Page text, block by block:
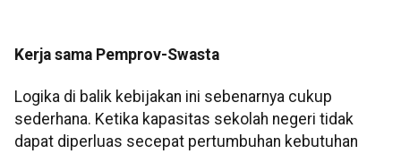
Kerja sama Pemprov-Swasta
Logika di balik kebijakan ini sebenarnya cukup
sederhana. Ketika kapasitas sekolah negeri tidak
dapat diperluas secepat pertumbuhan kebutuhan